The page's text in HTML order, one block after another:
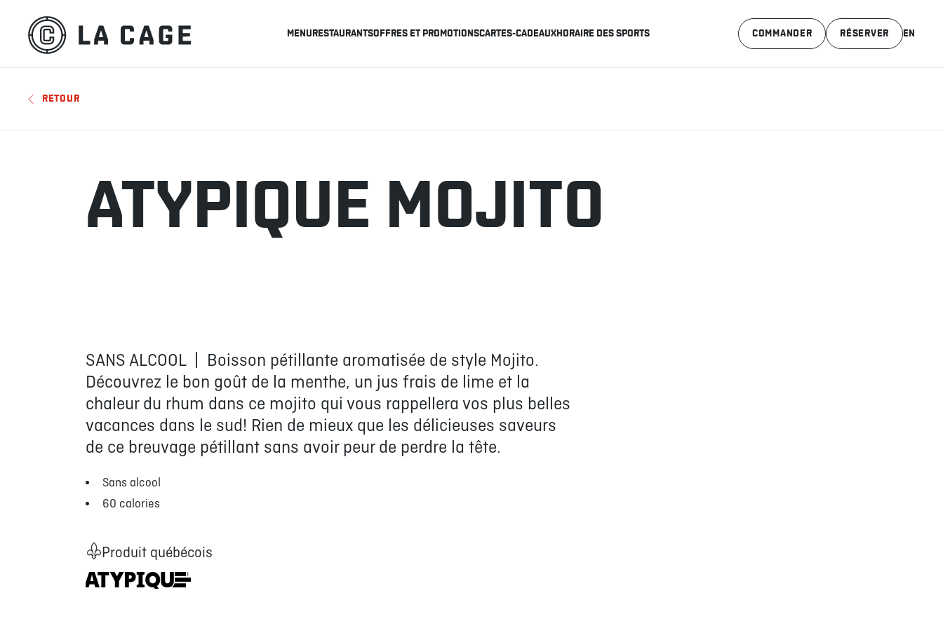
MENURESTAURANTSOFFRES ET PROMOTIONSCARTES-CADEAUXHORAIRE DES SPORTS RÉSERVER
COMMANDER EN
RETOUR
ATYPIQUE MOJITO
SANS ALCOOL | Boisson pétillante aromatisée de style Mojito.
Découvrez le bon goût de la menthe, un jus frais de lime et la
chaleur du rhum dans ce mojito qui vous rappellera vos plus belles
vacances dans le sud! Rien de mieux que les délicieuses saveurs
de ce breuvage pétillant sans avoir peur de perdre la tête.
Sans alcool
60 calories
Produit québécois